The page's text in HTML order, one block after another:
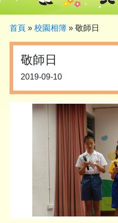
首頁 » 校園相簿 » 敬師日
敬師日
2019-09-10